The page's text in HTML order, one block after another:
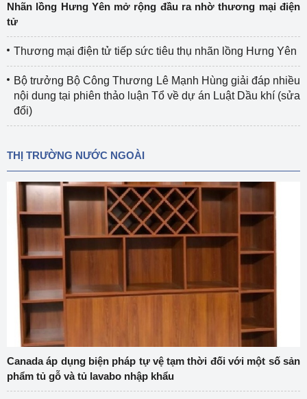
Nhãn lồng Hưng Yên mở rộng đầu ra nhờ thương mại điện
tử
Thương mại điện tử tiếp sức tiêu thụ nhãn lồng Hưng Yên
Bộ trưởng Bộ Công Thương Lê Mạnh Hùng giải đáp nhiều
nội dung tại phiên thảo luận Tổ về dự án Luật Dầu khí (sửa
đổi)
THỊ TRƯỜNG NƯỚC NGOÀI
Canada áp dụng biện pháp tự vệ tạm thời đối với một số sản
phẩm tủ gỗ và tủ lavabo nhập khẩu